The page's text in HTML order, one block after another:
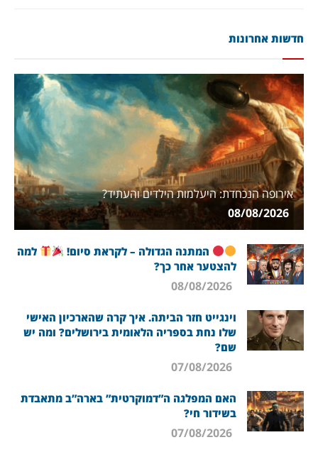
חדשות אחרונות
אירופה הנכחדת: היעלמות הילדים והעתיד?
המתנה הגדולה – לקראת סיום!
למה
להצטער אחר כך?
וינגייט חזר הביתה. איך קרה שהארכיון האישי
שלו נחת בספריה הלאומית בירושלים? ומה יש
שם?
האם המפלגה ה”דמוקרטית” בארה”ב מתאבדת
בשידור חי?